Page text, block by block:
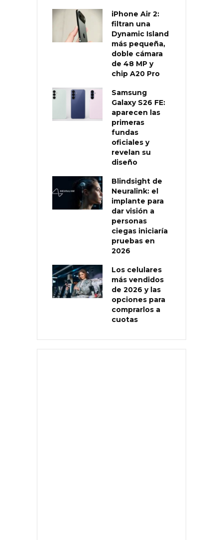
iPhone Air 2:
filtran una
Dynamic Island
más pequeña,
doble cámara
de 48 MP y
chip A20 Pro
Samsung
Galaxy S26 FE:
aparecen las
primeras
fundas
oficiales y
revelan su
diseño
Blindsight de
Neuralink: el
implante para
dar visión a
personas
ciegas iniciaría
pruebas en
2026
Los celulares
más vendidos
de 2026 y las
opciones para
comprarlos a
cuotas